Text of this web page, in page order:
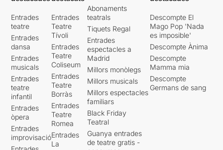
Entrades
teatre
Entrades
dansa
Entrades
musicals
Entrades
teatre
infantil
Entrades
òpera
Entrades
improvisació
Entrades
Teatre
Tívoli
Entrades
Teatre
Coliseum
Entrades
Teatre
Borràs
Entrades
Teatre
Romea
Entrades
La
Abonaments
teatrals
Tiquets Regal
Entrades
espectacles a
Madrid
Millors monòlegs
Millors musicals
Millors espectacles
familiars
Black Friday
Teatral
Guanya entrades
de teatre gratis -
Descompte El
Mago Pop 'Nada
es imposible'
Descompte Ànima
Descompte
Mamma mia
Descompte
Germans de sang